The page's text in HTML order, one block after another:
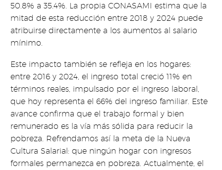
50.8% a 35.4%. La propia CONASAMI estima que la
mitad de esta reducción entre 2018 y 2024 puede
atribuirse directamente a los aumentos al salario
mínimo.
Este impacto también se refleja en los hogares:
entre 2016 y 2024, el ingreso total creció 11% en
términos reales, impulsado por el ingreso laboral,
que hoy representa el 66% del ingreso familiar. Este
avance confirma que el trabajo formal y bien
remunerado es la vía más sólida para reducir la
pobreza. Refrendamos así la meta de la Nueva
Cultura Salarial: que ningún hogar con ingresos
formales permanezca en pobreza. Actualmente, el